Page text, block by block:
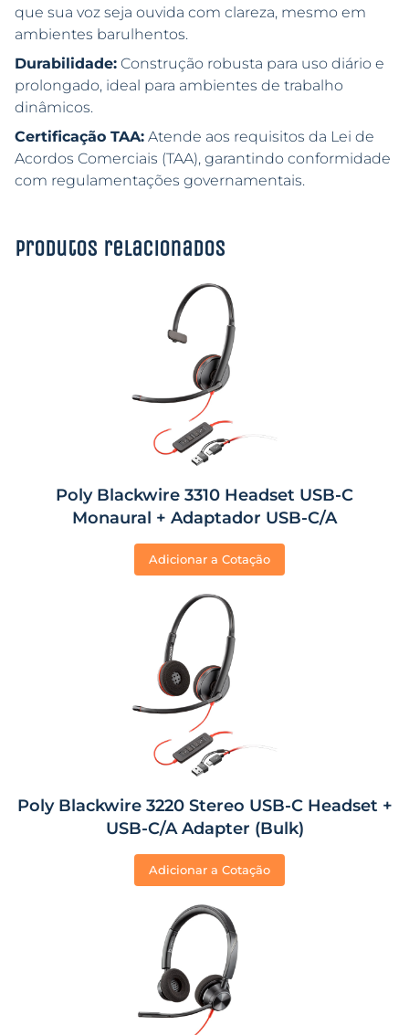
que sua voz seja ouvida com clareza, mesmo em
ambientes barulhentos.
Durabilidade: Construção robusta para uso diário e
prolongado, ideal para ambientes de trabalho
dinâmicos.
Certificação TAA: Atende aos requisitos da Lei de
Acordos Comerciais (TAA), garantindo conformidade
com regulamentações governamentais.
Produtos relacionados
Poly Blackwire 3310 Headset USB-C
Monaural + Adaptador USB-C/A
Adicionar a Cotação
Poly Blackwire 3220 Stereo USB-C Headset +
USB-C/A Adapter (Bulk)
Adicionar a Cotação